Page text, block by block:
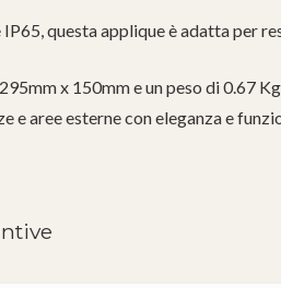
IP65, questa applique è adatta
x 150mm e un peso di 0.67
e aree esterne con eleganza e